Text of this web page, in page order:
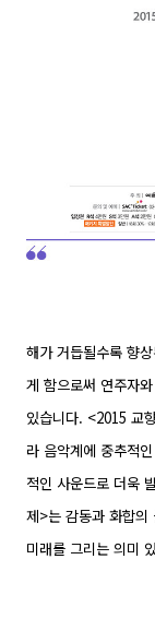
해가 거듭될수록 향
게 함으로써 연주자
있습니다. <2015 교
라 음악계에 중추적
적인 사운드로 더욱
제>는 감동과 화합의
미래를 그리는 의미